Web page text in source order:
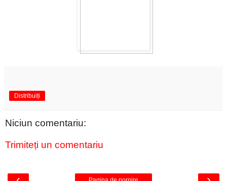
Distribuiți
Niciun comentariu:
Trimiteți un comentariu